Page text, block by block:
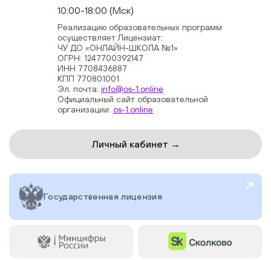
10:00-18:00 (Мск)
Реализацию образовательных программ
осуществляет Лицензиат:
ЧУ ДО «ОНЛАЙН-ШКОЛА №1»
ОГРН: 1247700392147
ИНН 7708436887
КПП 770801001
Эл. почта: info@os-1.online
Официальный сайт образовательной
организации: os-1.online
Личный кабинет →
Государственная лицензия